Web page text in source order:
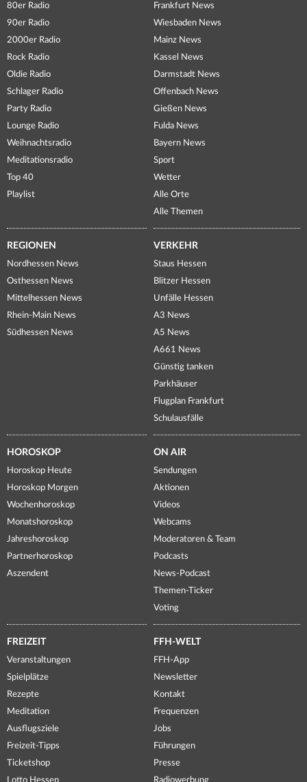
80er Radio
90er Radio
2000er Radio
Rock Radio
Oldie Radio
Schlager Radio
Party Radio
Lounge Radio
Weihnachtsradio
Meditationsradio
Top 40
Playlist
Frankfurt News
Wiesbaden News
Mainz News
Kassel News
Darmstadt News
Offenbach News
Gießen News
Fulda News
Bayern News
Sport
Wetter
Alle Orte
Alle Themen
REGIONEN
Nordhessen News
Osthessen News
Mittelhessen News
Rhein-Main News
Südhessen News
VERKEHR
Staus Hessen
Blitzer Hessen
Unfälle Hessen
A3 News
A5 News
A661 News
Günstig tanken
Parkhäuser
Flugplan Frankfurt
Schulausfälle
HOROSKOP
Horoskop Heute
Horoskop Morgen
Wochenhoroskop
Monatshoroskop
Jahreshoroskop
Partnerhoroskop
Aszendent
ON AIR
Sendungen
Aktionen
Videos
Webcams
Moderatoren & Team
Podcasts
News-Podcast
Themen-Ticker
Voting
FREIZEIT
Veranstaltungen
Spielplätze
Rezepte
Meditation
Ausflugsziele
Freizeit-Tipps
Ticketshop
Lotto Hessen
FFH-WELT
FFH-App
Newsletter
Kontakt
Frequenzen
Jobs
Führungen
Presse
Radiowerbung